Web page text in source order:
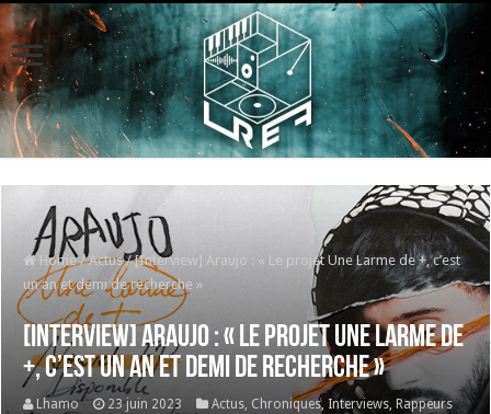
Home / Actus / [Interview] Araujo : « Le projet Une Larme de +, c’est
un an et demi de recherche »
[Interview] Araujo : « Le projet Une Larme de
+, c’est un an et demi de recherche »
Lhamo 23 juin 2023 Actus, Chroniques, Interviews, Rappeurs